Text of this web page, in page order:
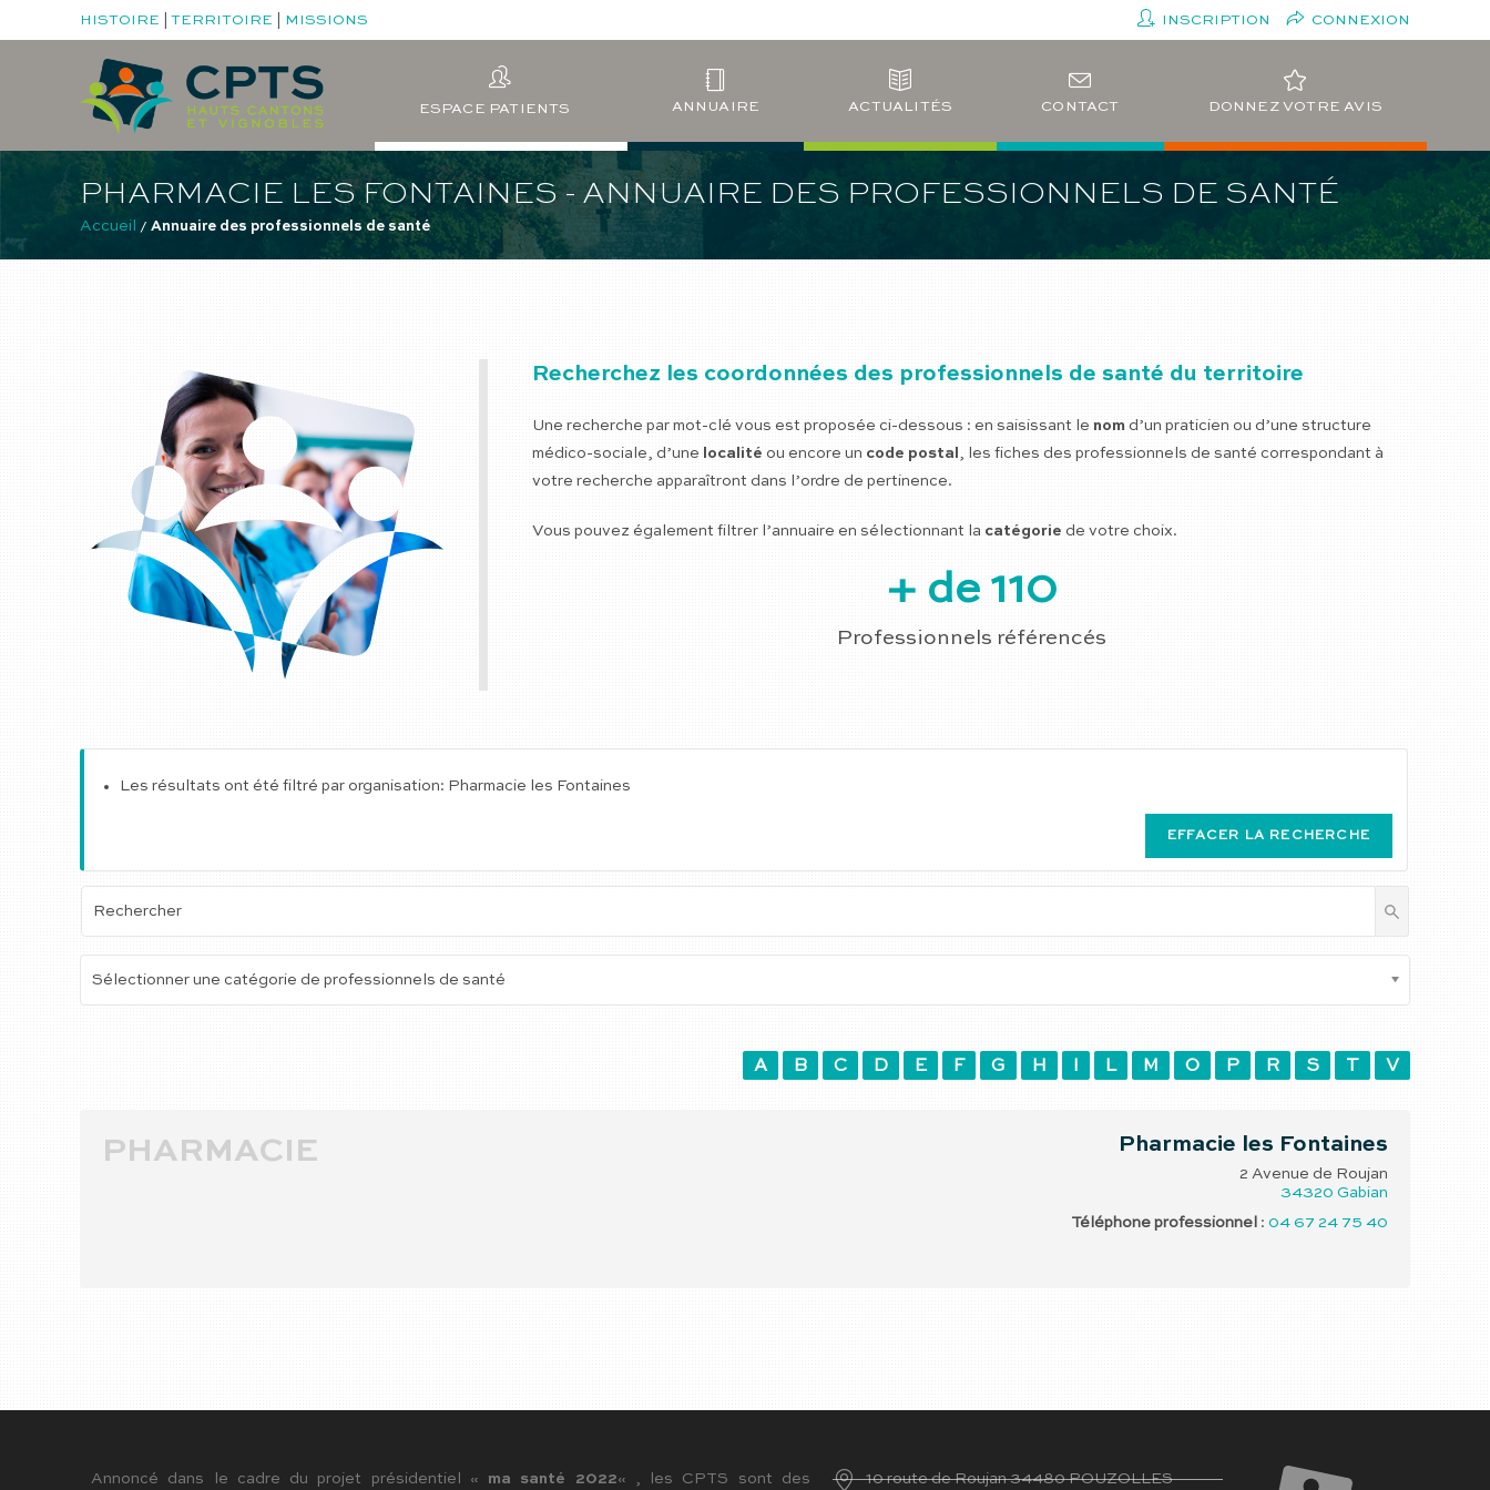
INSCRIPTION CONNEXION
HISTOIRE TERRITOIRE MISSIONS
ESPACE PATIENTS ANNUAIRE ACTUALITÉS CONTACT DONNEZ VOTRE AVIS
PHARMACIE LES FONTAINES - ANNUAIRE DES PROFESSIONNELS DE SANTÉ
Accueil / Annuaire des professionnels de santé
Recherchez les coordonnées des professionnels de santé du territoire
Une recherche par mot-clé vous est proposée ci-dessous : en saisissant le nom d’un praticien ou d’une structure
médico-sociale, d’une
localité ou encore un code postal , les fiches des professionnels de santé correspondant à
votre recherche apparaîtront dans l’ordre de pertinence.
Vous pouvez également filtrer l’annuaire en sélectionnant la catégorie de votre choix.
Professionnels référencés
+ de 110
Les résultats ont été filtré par organisation: Pharmacie les Fontaines
EFFACER LA RECHERCHE
Sélectionner une catégorie de professionnels de santé
A B C D E F G H I L M O P R S T V
PHARMACIE Pharmacie les Fontaines
2 Avenue de Roujan
34320 Gabian
Téléphone professionnel : 04 67 24 75 40
Annoncé dans le cadre du projet présidentiel « ma santé 2022« , les CPTS sont des 10 route de Roujan 34480 POUZOLLES